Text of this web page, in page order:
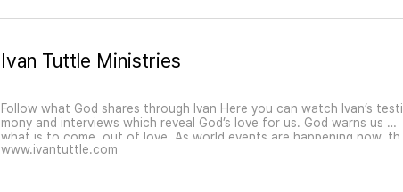
Ivan Tuttle Ministries
Follow what God shares through Ivan Here you can watch Ivan’s testi
mony and interviews which reveal God’s love for us. God warns us of
what is to come, out of love. As world events are happening now, th
ese video clips are time-stamped well before.
www.ivantuttle.com